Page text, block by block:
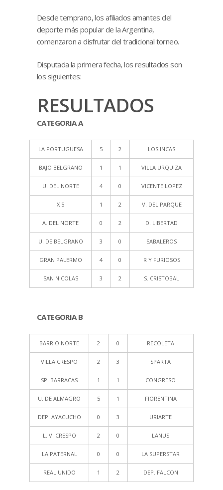
Desde temprano, los afiliados amantes del
deporte más popular de la Argentina,
comenzaron a disfrutar del tradicional torneo.
Disputada la primera fecha, los resultados son
los siguientes:
RESULTADOS
CATEGORIA A
LA PORTUGUESA 5 2 LOS INCAS
BAJO BELGRANO 1 1 VILLA URQUIZA
U. DEL NORTE 4 0 VICENTE LOPEZ
X 5 1 2 V. DEL PARQUE
A. DEL NORTE 0 2 D. LIBERTAD
U. DE BELGRANO 3 0 SABALEROS
GRAN PALERMO 4 0 R Y FURIOSOS
SAN NICOLAS 3 2 S. CRISTOBAL
CATEGORIA B
BARRIO NORTE 2 0 RECOLETA
VILLA CRESPO 2 3 SPARTA
SP. BARRACAS 1 1 CONGRESO
U. DE ALMAGRO 5 1 FIORENTINA
DEP. AYACUCHO 0 3 URIARTE
L. V. CRESPO 2 0 LANUS
LA PATERNAL 0 0 LA SUPERSTAR
REAL UNIDO 1 2 DEP. FALCON